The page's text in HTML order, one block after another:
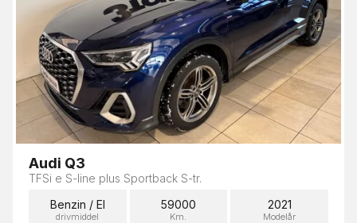
Audi Q3
TFSi e S-line plus Sportback S-tr.
Benzin / El
drivmiddel
59000
Km.
2021
Modelår